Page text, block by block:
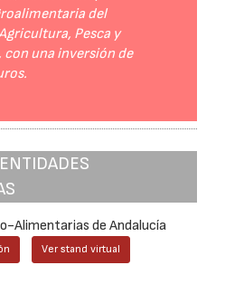
del
Pesca y
una inversión de
Alimentarias de Andalucía
Ver stand virtual